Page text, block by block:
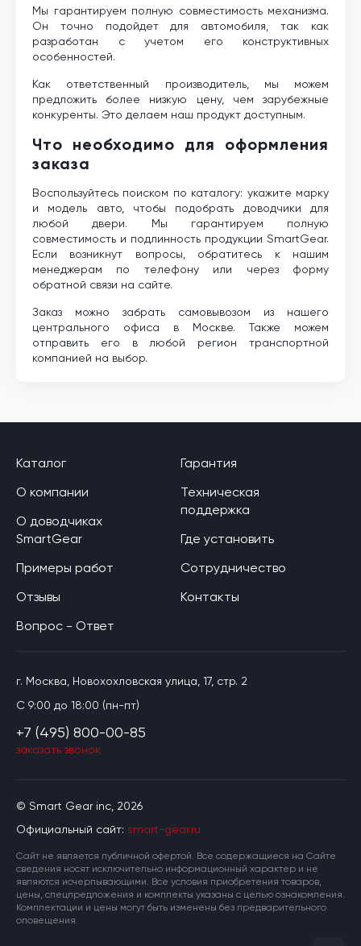
Мы гарантируем полную совместимость механизма.
Он точно подойдет для автомобиля, так как
разработан с учетом его конструктивных
особенностей.
Как ответственный производитель, мы можем
предложить более низкую цену, чем зарубежные
конкуренты. Это делаем наш продукт доступным.
Что необходимо для оформления
заказа
Воспользуйтесь поиском по каталогу: укажите марку
и модель авто, чтобы подобрать доводчики для
любой двери. Мы гарантируем полную
совместимость и подлинность продукции SmartGear.
Если возникнут вопросы, обратитесь к нашим
менеджерам по телефону или через форму
обратной связи на сайте.
Заказ можно забрать самовывозом из нашего
центрального офиса в Москве. Также можем
отправить его в любой регион транспортной
компанией на выбор.
© Smart Gear inc, 2026
Официальный сайт: smart-gear.ru
Cайт не является публичной офертой. Все содержащиеся на Сайте
сведения носят исключительно информационный характер и не
являются исчерпывающими. Все условия приобретения товаров,
цены, спецпредложения и комплекты указаны с целью ознакомления.
Комплектации и цены могут быть изменены без предварительного
оповещения.
Каталог
О компании
О доводчиках
SmartGear
Примеры работ
Отзывы
Вопрос - Ответ
Гарантия
Техническая
поддержка
Где установить
Сотрудничество
Контакты
г. Москва, Новохохловская улица, 17, стр. 2
C 9:00 до 18:00 (пн-пт)
+7 (495) 800-00-85
заказать звонок